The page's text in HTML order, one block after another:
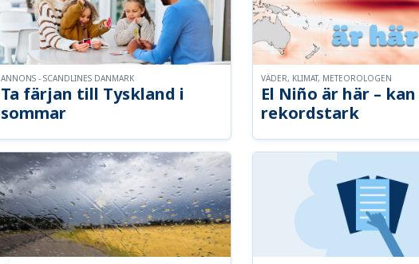
Ta färjan till Tyskland i
sommar
ANNONS - SCANDLINES DANMARK
El Niño är här –
rekordstark
VÄDER, KLIMAT, METEOROLOGEN